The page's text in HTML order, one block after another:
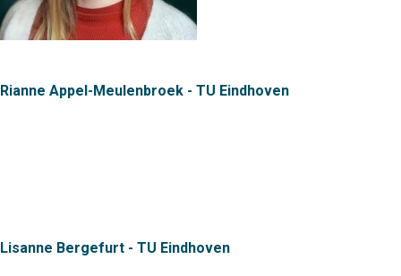
Rianne Appel-Meulenbroek - TU Eindhoven
Lisanne Bergefurt - TU Eindhoven